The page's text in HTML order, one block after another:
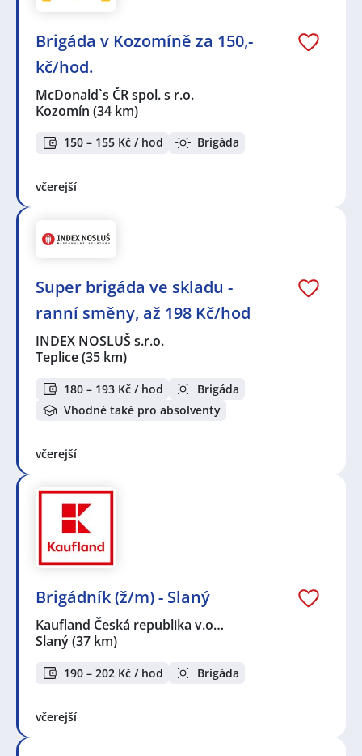
Brigáda v Kozomíně za 150,-
kč/hod.
McDonald`s ČR spol. s r.o.
Kozomín (34 km)
150 – 155 Kč / hod Brigáda
včerejší
Super brigáda ve skladu -
ranní směny, až 198 Kč/hod
INDEX NOSLUŠ s.r.o.
Teplice(35 km)
180 – 193 Kč / hod
Brigáda
Vhodné také pro absolventy
včerejší
Brigádník (ž/m) - Slaný
Kaufland Česká republika v.o…
Slaný(37 km)
190 – 202 Kč / hod Brigáda
včerejší